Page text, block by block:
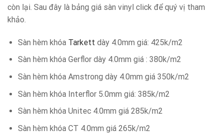
còn lại. Sau đây là bảng giá sàn vinyl click để quý vị tham
khảo.
Sàn hèm khóa Tarkett dày 4.0mm giá: 425k/m2
Sàn hèm khóa Gerflor dày 4.0mm giá : 380k/m2
Sàn hèm khóa Amstrong dày 4.0mm giá 350k/m2
Sàn hèm khóa Interflor 5.0mm giá: 385k/m2
Sàn hèm khóa Unitec 4.0mm giá 285k/m2
Sàn hèm khóa CT 4.0mm giá 265k/m2